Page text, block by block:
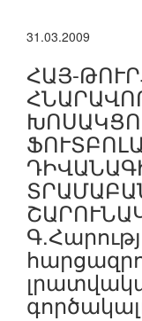
31.03.2009
ՀԱՅ-